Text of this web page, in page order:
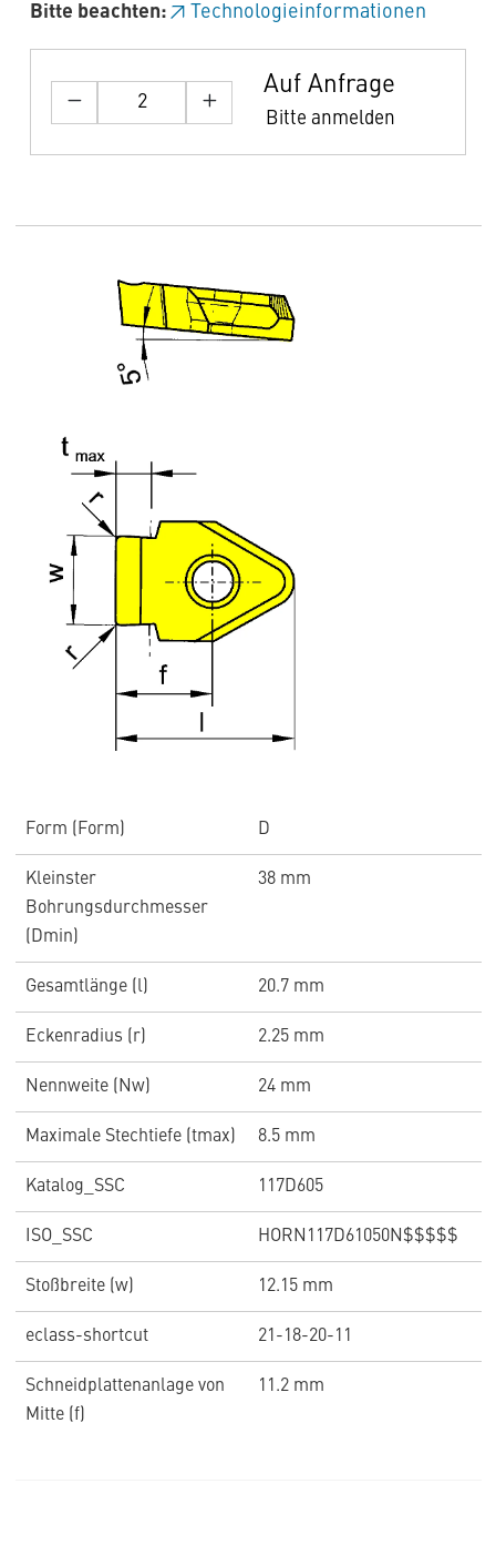
Bitte beachten:
Technologieinformationen
Auf Anfrage
Bitte anmelden
Form (Form) D
Kleinster
Bohrungsdurchmesser
(Dmin)
38 mm
Gesamtlänge (l) 20.7 mm
Eckenradius (r) 2.25 mm
Nennweite (Nw) 24 mm
Maximale Stechtiefe (tmax) 8.5 mm
Katalog_SSC 117D605
ISO_SSC HORN117D61050N$$$$$
Stoßbreite (w) 12.15 mm
eclass-shortcut 21-18-20-11
Schneidplattenanlage von
Mitte (f)
11.2 mm